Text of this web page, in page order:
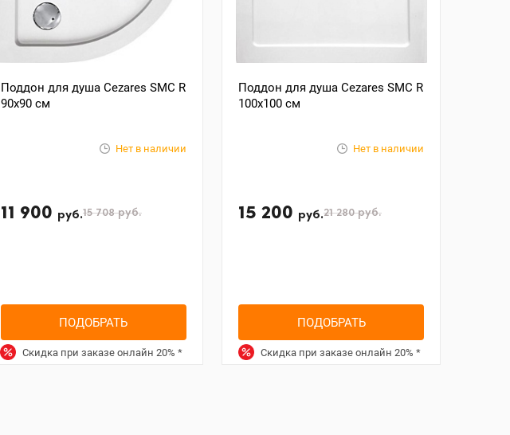
Поддон для душа Cezares SMC R
90x90 см
Нет в наличии
11 900 руб.15 708руб.
ПОДОБРАТЬ
Скидка при заказе онлайн20%*
Поддон для душа Cezares SMC R
100x100 см
Нет в наличии
15 200 руб.21 280руб.
ПОДОБРАТЬ
Скидка при заказе онлайн 20% *